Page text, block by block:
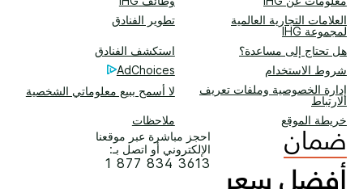
العلامات التجارية العالمية
لمجموعة IHG
تطوير الفنادق
هل تحتاج إلى مساعدة؟
استكشف الفنادق
شروط الاستخدام
AdChoices
إدارة الخصوصية وملفات تعريف
الارتباط
لا أسمح ببيع معلوماتي الشخصية
خريطة الموقع
ملاحظات
احجز مباشرة عبر موقعنا
الإلكتروني أو اتصل بـ:
1 877 834 3613